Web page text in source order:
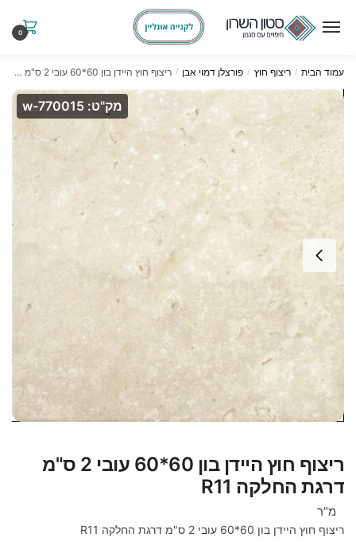
0
עמוד הבית / ריצוף חוץ / פורצלן דמוי אבן / ריצוף חוץ היידן בון 60*60 עובי 2 ס"מ דרגת החלקה R11
מק"ט: w-770015
ריצוף חוץ היידן בון 60*60 עובי 2 ס"מ
דרגת החלקה R11
מ"ר
ריצוף חוץ היידן בון 60*60 עובי 2 ס"מ דרגת החלקה R11